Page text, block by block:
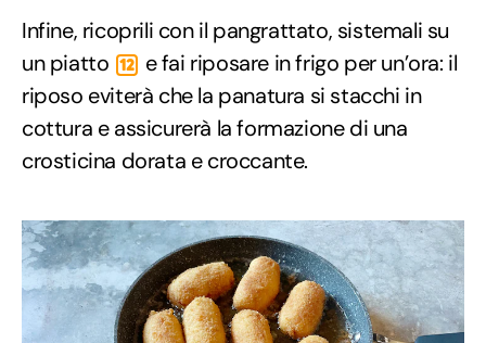
Infine, ricoprili con il pangrattato, sistemali su
un piatto 12 e fai riposare in frigo per un’ora: il
riposo eviterà che la panatura si stacchi in
cottura e assicurerà la formazione di una
crosticina dorata e croccante.